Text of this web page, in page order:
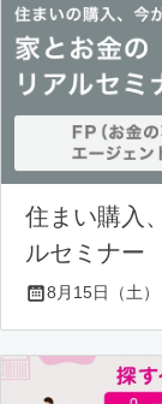
住まい購入
ルセミナー
8月15日（土